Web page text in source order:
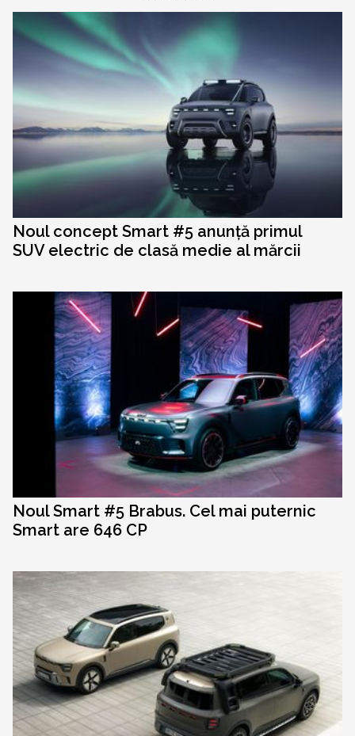
Noul concept Smart #5 anunță primul
SUV electric de clasă medie al mărcii
Noul Smart #5 Brabus. Cel mai puternic
Smart are 646 CP